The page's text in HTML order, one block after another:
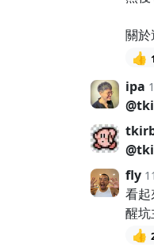
關於
👍 1
ipa
fly
看起
醒
👍